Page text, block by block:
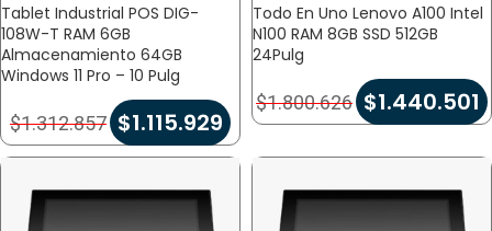
Tablet Industrial POS DIG-
108W-T RAM 6GB
Almacenamiento 64GB
Windows 11 Pro – 10 Pulg
$1.312.857 $1.115.929
Todo En Uno Lenovo A100 Intel
N100 RAM 8GB SSD 512GB
24Pulg
$1.800.626 $1.440.501